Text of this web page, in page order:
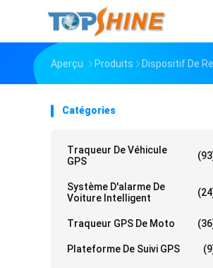
Aperçu Produits Dispositif De
Catégories
Traqueur De Véhicule
GPS
Système D'alarme De
Voiture Intelligent
Traqueur GPS De Moto
Plateforme De Suivi GPS